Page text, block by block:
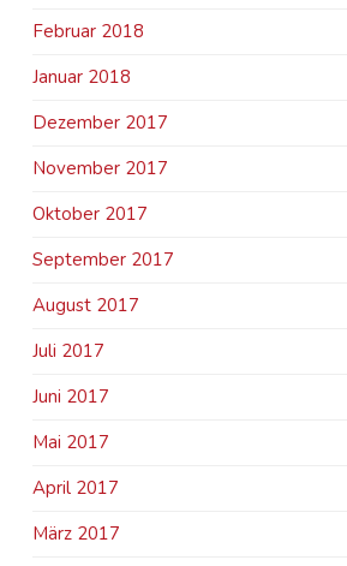
Februar 2018
Januar 2018
Dezember 2017
November 2017
Oktober 2017
September 2017
August 2017
Juli 2017
Juni 2017
Mai 2017
April 2017
März 2017